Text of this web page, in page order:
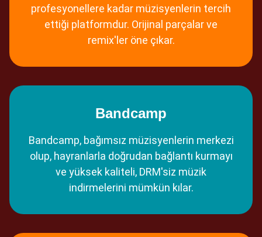
profesyonellere kadar müzisyenlerin tercih
ettiği platformdur. Orijinal parçalar ve
remix'ler öne çıkar.
Bandcamp
Bandcamp, bağımsız müzisyenlerin merkezi
olup, hayranlarla doğrudan bağlantı kurmayı
ve yüksek kaliteli, DRM'siz müzik
indirmelerini mümkün kılar.